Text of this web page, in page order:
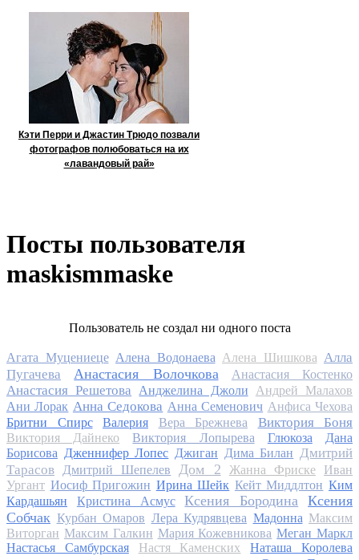
Кэти Перри и Джастин Трюдо позвали
фотографов полюбоваться на их
«лавандовый рай»
Посты пользователя
maskismmaske
Пользователь не создал ни одного поста
Агата Муцениеце Алена Водонаева Алена Шишкова Алла
Пугачева
Анастасия Волочкова Анастасия Костенко
Анастасия Решетова Анджелина Джоли
Андрей Малахов
Ани Лорак Анна Седокова Анна Семенович Анфиса Чехова
Бритни Спирс
Валерия Вера Брежнева Виктория Боня
Виктория Дайнеко Виктория Лопырева Глюкоза
Дана
Борисова Дженнифер Лопес Джиган Дима Билан Дмитрий
Тарасов
Дмитрий Шепелев Дом 2 Жанна Фриске
Иван
Ургант Иосиф Пригожин Ирина Шейк Кейт Миддлтон Ким
Кардашьян
Кристина Асмус Ксения Бородина
Ксения
Собчак Курбан Омаров Лера Кудрявцева Мадонна Максим
Виторган Максим Галкин Мария Кожевникова Меган Маркл
Настасья Самбурская
Настя Каменских
Наташа Королева